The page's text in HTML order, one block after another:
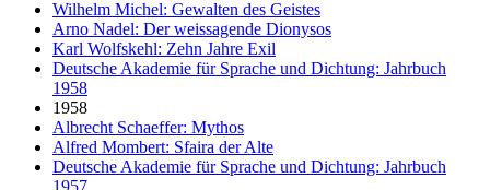
Wilhelm Michel: Gewalten des Geistes
Arno Nadel: Der weissagende Dionysos
Karl Wolfskehl: Zehn Jahre Exil
Deutsche Akademie für Sprache und Dichtung: Jahrbuch
1958
1958
Albrecht Schaeffer: Mythos
Alfred Mombert: Sfaira der Alte
Deutsche Akademie für Sprache und Dichtung: Jahrbuch
1957